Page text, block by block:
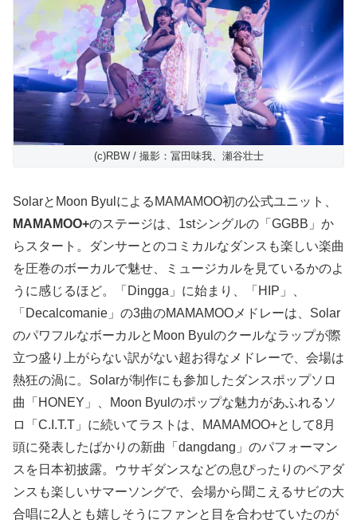
(c)RBW / 撮影：冨田味我、瀬谷壮士
SolarとMoon ByulによるMAMAMOO初の公式ユニット、
MAMAMOO+のステージは、1stシングルの「GGBB」か
らスタート。ダンサーとのコミカルなダンスも楽しい楽曲
を圧巻のボーカルで魅せ、ミュージカルを見ているかのよ
うに感じるほど。「Dingga」に始まり、「HIP」、
「Decalcomanie」の3曲のMAMAMOOメドレーは、Solar
のパワフルなボーカルとMoon Byulのクールなラップが際
立つ盛り上がらない訳がない超お得なメドレーで、会場は
熱狂の渦に。Solarが制作にも参加したダンスポップソロ
曲「HONEY」、Moon Byulのポップな魅力があふれるソ
ロ「C.I.T.T」に続いてラストは、MAMAMOO+として8月
頭に発表したばかりの新曲「dangdang」のパフォーマン
スを日本初披露。ウサギダンスなどの息ぴったりのペアダ
ンスも楽しいサマーソングで、会場から聞こえるサビの大
合唱に2人とも嬉しそうにファンと目を合わせていたのが